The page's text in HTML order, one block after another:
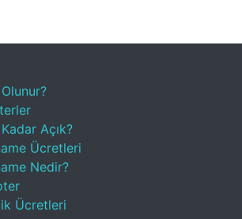
Açık?
Ücretleri
Nedir?
Ücretleri